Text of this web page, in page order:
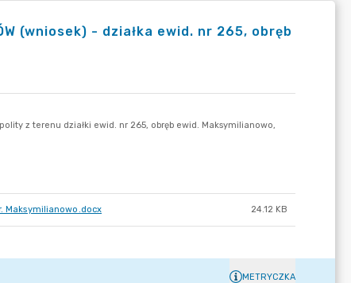
(wniosek) - działka ewid. nr 265, obręb
Maksymilianowo.docx 24.12 KB
METRYCZKA